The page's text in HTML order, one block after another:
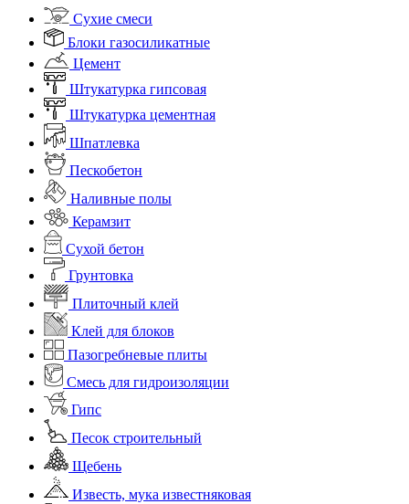
Сухие смеси
Блоки газосиликатные
Цемент
Штукатурка гипсовая
Штукатурка цементная
Шпатлевка
Пескобетон
Наливные полы
Керамзит
Сухой бетон
Грунтовка
Плиточный клей
Клей для блоков
Пазогребневые плиты
Смесь для гидроизоляции
Гипс
Песок строительный
Щебень
Известь, мука известняковая